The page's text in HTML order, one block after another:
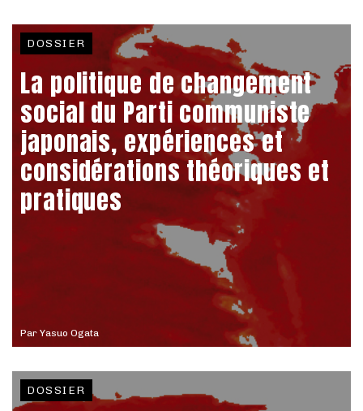
Par Yasuo Ogata
DOSSIER
La politique de changement
social du Parti communiste
japonais, expériences et
considérations théoriques et
pratiques
DOSSIER